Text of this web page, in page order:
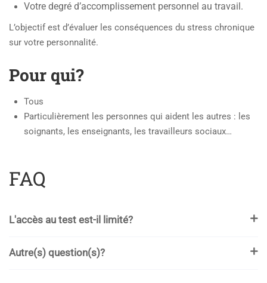
Votre degré d’accomplissement personnel au travail.
L’objectif est d’évaluer les conséquences du stress chronique
sur votre personnalité.
Pour qui?
Tous
Particulièrement les personnes qui aident les autres : les
soignants, les enseignants, les travailleurs sociaux…
FAQ
L'accès au test est-il limité?
Autre(s) question(s)?